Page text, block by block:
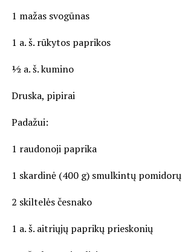
1 mažas svogūnas
1 a. š. rūkytos paprikos
½ a. š. kumino
Druska, pipirai
Padažui:
1 raudonoji paprika
1 skardinė (400 g) smulkintų pomidorų
2 skiltelės česnako
1 a. š. aitriųjų paprikų prieskonių